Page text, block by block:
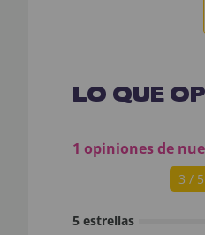
LO QUE
1 opiniones de
3 / 5
5 estrellas